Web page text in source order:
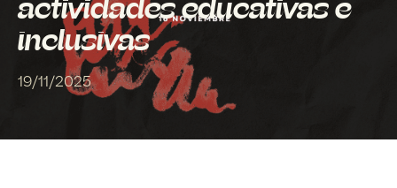
actividades educativas e
inclusivas
19/11/2025